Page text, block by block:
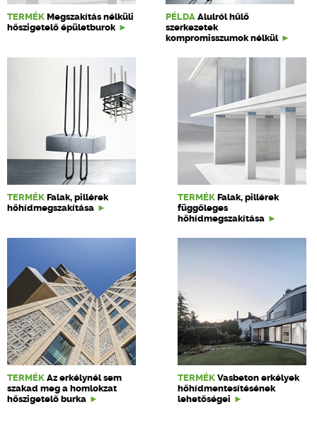
TERMÉK Megszakítás nélküli
hőszigetelő épületburok
PÉLDA Alulról hűlő
szerkezetek
kompromisszumok nélkül
TERMÉK Falak, pillérek
hőhídmegszakítása
TERMÉK Falak, pillérek
függőleges
hőhídmegszakítása
TERMÉK Az erkélynél sem
szakad meg a homlokzat
hőszigetelő burka
TERMÉK Vasbeton erkélyek
hőhídmentesítésének
lehetőségei